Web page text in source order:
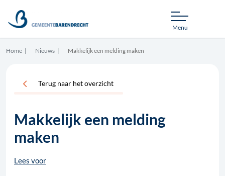
Menu
Home Nieuws Makkelijk een melding maken
Terug naar het overzicht
Makkelijk een melding
maken
Lees voor